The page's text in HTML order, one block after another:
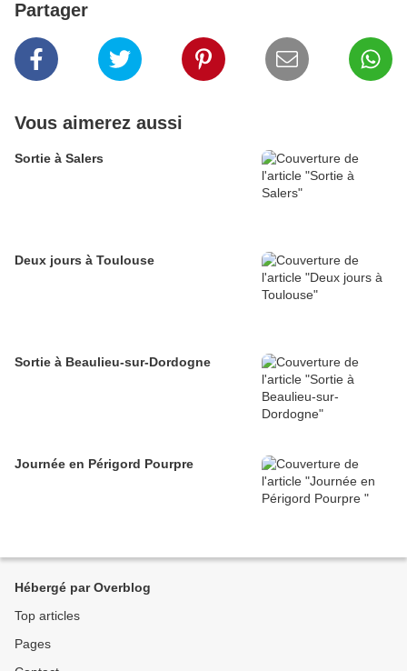
Partager
Vous aimerez aussi
Sortie à Salers
Deux jours à Toulouse
Sortie à Beaulieu-sur-Dordogne
Journée en Périgord Pourpre
Hébergé par Overblog
Top articles
Pages